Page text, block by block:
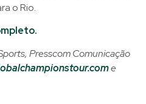
o Rio.
Presscom Comunicação
e